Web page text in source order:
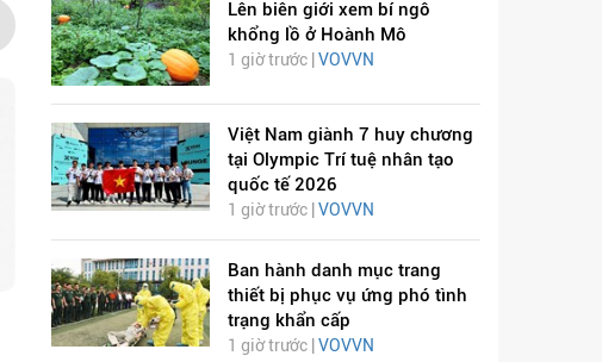
DỊCH VIÊM PHỔI COVID-
19
Lên biên giới xem bí ngô
khổng lồ ở Hoành Mô
1 giờ trước | VOVVN
Việt Nam giành 7 huy chương
tại Olympic Trí tuệ nhân tạo
quốc tế 2026
1 giờ trước | VOVVN
Ban hành danh mục trang
thiết bị phục vụ ứng phó tình
trạng khẩn cấp
1 giờ trước | VOVVN